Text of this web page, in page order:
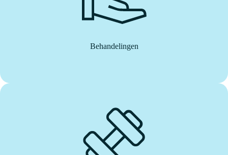
Behandelingen